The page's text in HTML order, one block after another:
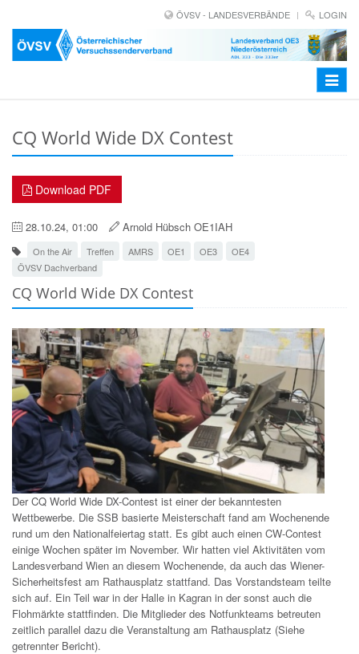
ÖVSV - LANDESVERBÄNDE LOGIN
Toggle
CQ World Wide DX Contest
Download PDF
28.10.24, 01:00 Arnold Hübsch OE1IAH
On the Air Treffen AMRS OE1 OE3
OE4
ÖVSV Dachverband
CQ World Wide DX Contest
Der CQ World Wide DX-Contest ist einer der bekanntesten
Wettbewerbe. Die SSB basierte Meisterschaft fand am Wochenende
rund um den Nationalfeiertag statt. Es gibt auch einen CW-Contest
einige Wochen später im November. Wir hatten viel Aktivitäten vom
Landesverband Wien an diesem Wochenende, da auch das Wiener-
Sicherheitsfest am Rathausplatz stattfand. Das Vorstandsteam teilte
sich auf. Ein Teil war in der Halle in Kagran in der sonst auch die
Flohmärkte stattfinden. Die Mitglieder des Notfunkteams betreuten
zeitlich parallel dazu die Veranstaltung am Rathausplatz (Siehe
getrennter Bericht).